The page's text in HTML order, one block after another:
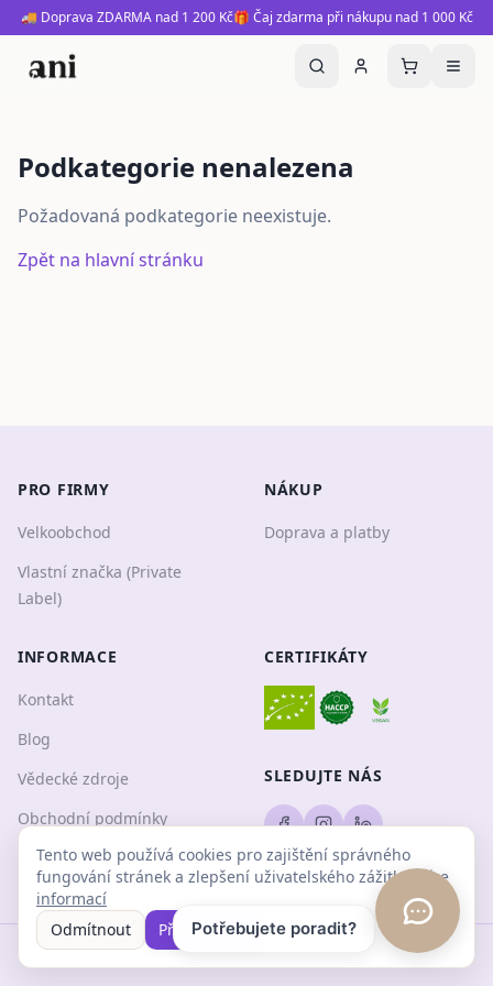
🚚 Doprava ZDARMA nad 1 200 Kč🎁 Čaj zdarma při nákupu nad 1 000 Kč
Podkategorie nenalezena
Požadovaná podkategorie neexistuje.
Zpět na hlavní stránku
PRO FIRMY
Velkoobchod
Vlastní značka (Private
Label)
NÁKUP
Doprava a platby
INFORMACE
Kontakt
Blog
Vědecké zdroje
Obchodní podmínky
Ochrana osobních údajů
CERTIFIKÁTY
SLEDUJTE NÁS
© 2026Ani. Všechna práva vyhrazena.
Tento web používá cookies pro zajištění správného
fungování stránek a zlepšení uživatelského zážitku. Více
informací
Odmítnout
Přijmout vše
Potřebujete poradit?